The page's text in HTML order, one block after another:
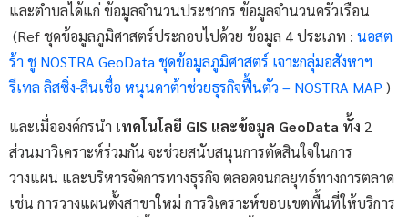
และตำบลได้แก่ ข้อมูลจำนวนประชากร ข้อมูลจำนวนครัวเรือน
(Ref ชุดข้อมูลภูมิศาสตร์ประกอบไปด้วย ข้อมูล 4 ประเภท : นอสต
ร้า ชู NOSTRA GeoData ชุดข้อมูลภูมิศาสตร์ เจาะกลุ่มอสังหาฯ
รีเทล ลิสซิ่ง-สินเชื่อ หนุนดาต้าช่วยธุรกิจฟื้นตัว – NOSTRA MAP )
และเมื่อองค์กรนำ เทคโนโลยี GIS และข้อมูล GeoData ทั้ง 2
ส่วนมาวิเคราะห์ร่วมกัน จะช่วยสนับสนุนการตัดสินใจในการ
วางแผน และบริหารจัดการทางธุรกิจ ตลอดจนกลยุทธ์ทางการตลาด
เช่น การวางแผนตั้งสาขาใหม่ การวิเคราะห์ขอบเขตพื้นที่ให้บริการ